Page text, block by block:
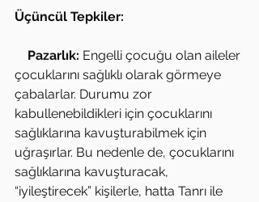
Üçüncül Tepkiler:
   Pazarlık:
Engelli çocuğu olan aileler
çocuklarını sağlıklı olarak görmeye
çabalarlar. Durumu zor
kabullenebildikleri için çocuklarını
sağlıklarına kavuşturabilmek için
uğraşırlar. Bu nedenle de, çocuklarını
sağlıklarına kavuşturacak,
“iyileştirecek” kişilerle, hatta Tanrı ile